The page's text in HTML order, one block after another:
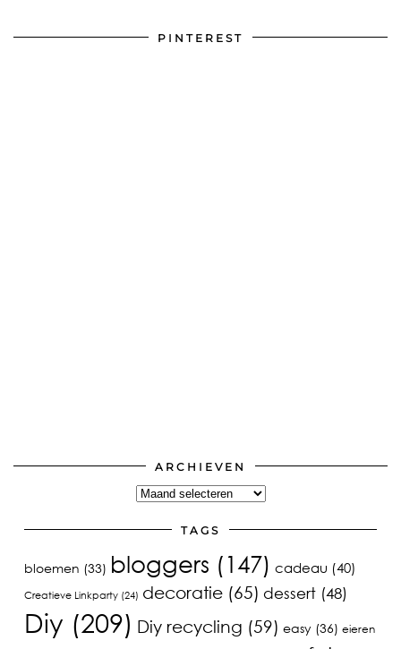
PINTEREST
ARCHIEVEN
Archieven
TAGS
bloemen (33) bloggers (147) cadeau (40)
Creatieve Linkparty (24) decoratie (65) dessert (48)
Diy (209) Diy recycling (59) easy (36) eieren